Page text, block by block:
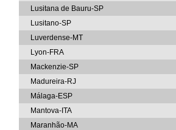
Lusitana de Bauru-SP
Lusitano-SP
Luverdense-MT
Lyon-FRA
Mackenzie-SP
Madureira-RJ
Málaga-ESP
Mantova-ITA
Maranhão-MA